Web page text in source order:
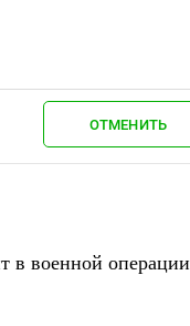
ОТМЕНИТЬ
в военной операции